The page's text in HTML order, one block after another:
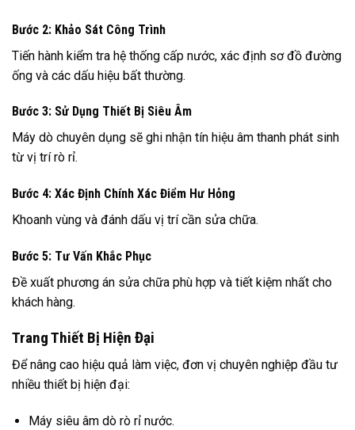
Bước 2: Khảo Sát Công Trình
Tiến hành kiểm tra hệ thống cấp nước, xác định sơ đồ đường
ống và các dấu hiệu bất thường.
Bước 3: Sử Dụng Thiết Bị Siêu Âm
Máy dò chuyên dụng sẽ ghi nhận tín hiệu âm thanh phát sinh
từ vị trí rò rỉ.
Bước 4: Xác Định Chính Xác Điểm Hư Hỏng
Khoanh vùng và đánh dấu vị trí cần sửa chữa.
Bước 5: Tư Vấn Khắc Phục
Đề xuất phương án sửa chữa phù hợp và tiết kiệm nhất cho
khách hàng.
Trang Thiết Bị Hiện Đại
Để nâng cao hiệu quả làm việc, đơn vị chuyên nghiệp đầu tư
nhiều thiết bị hiện đại:
Máy siêu âm dò rò rỉ nước.